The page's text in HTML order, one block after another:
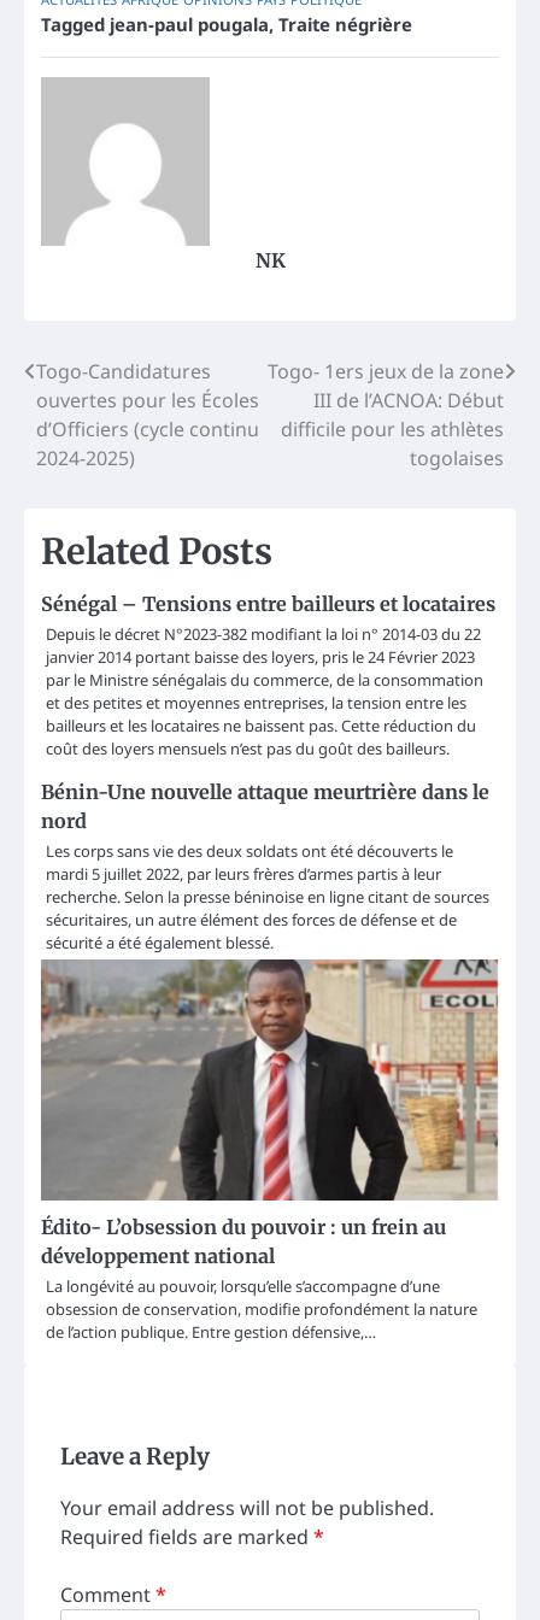
Tagged jean-paul pougala, Traite négrière
NK
Post
navigation
Togo-Candidatures
ouvertes pour les Écoles
d’Officiers (cycle continu
2024-2025)
Togo- 1ers jeux de la zone
III de l’ACNOA: Début
difficile pour les athlètes
togolaises
Related Posts
Sénégal – Tensions entre bailleurs et locataires
Depuis le décret N°2023-382 modifiant la loi n° 2014-03 du 22
janvier 2014 portant baisse des loyers, pris le 24 Février 2023
par le Ministre sénégalais du commerce, de la consommation
et des petites et moyennes entreprises, la tension entre les
bailleurs et les locataires ne baissent pas. Cette réduction du
coût des loyers mensuels n’est pas du goût des bailleurs.
Bénin-Une nouvelle attaque meurtrière dans le
nord
Les corps sans vie des deux soldats ont été découverts le
mardi 5 juillet 2022, par leurs frères d’armes partis à leur
recherche. Selon la presse béninoise en ligne citant de sources
sécuritaires, un autre élément des forces de défense et de
sécurité a été également blessé.
Édito- L’obsession du pouvoir : un frein au
développement national
La longévité au pouvoir, lorsqu’elle s’accompagne d’une
obsession de conservation, modifie profondément la nature
de l’action publique. Entre gestion défensive,…
Leave a Reply
Your email address will not be published.
Required fields are marked *
Comment*